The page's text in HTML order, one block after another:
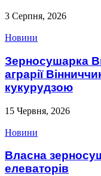
3 Серпня, 2026
Новини
Зерносушарка
аграрії
кукурудзою
15 Червня, 2026
Новини
Власна
елеваторів